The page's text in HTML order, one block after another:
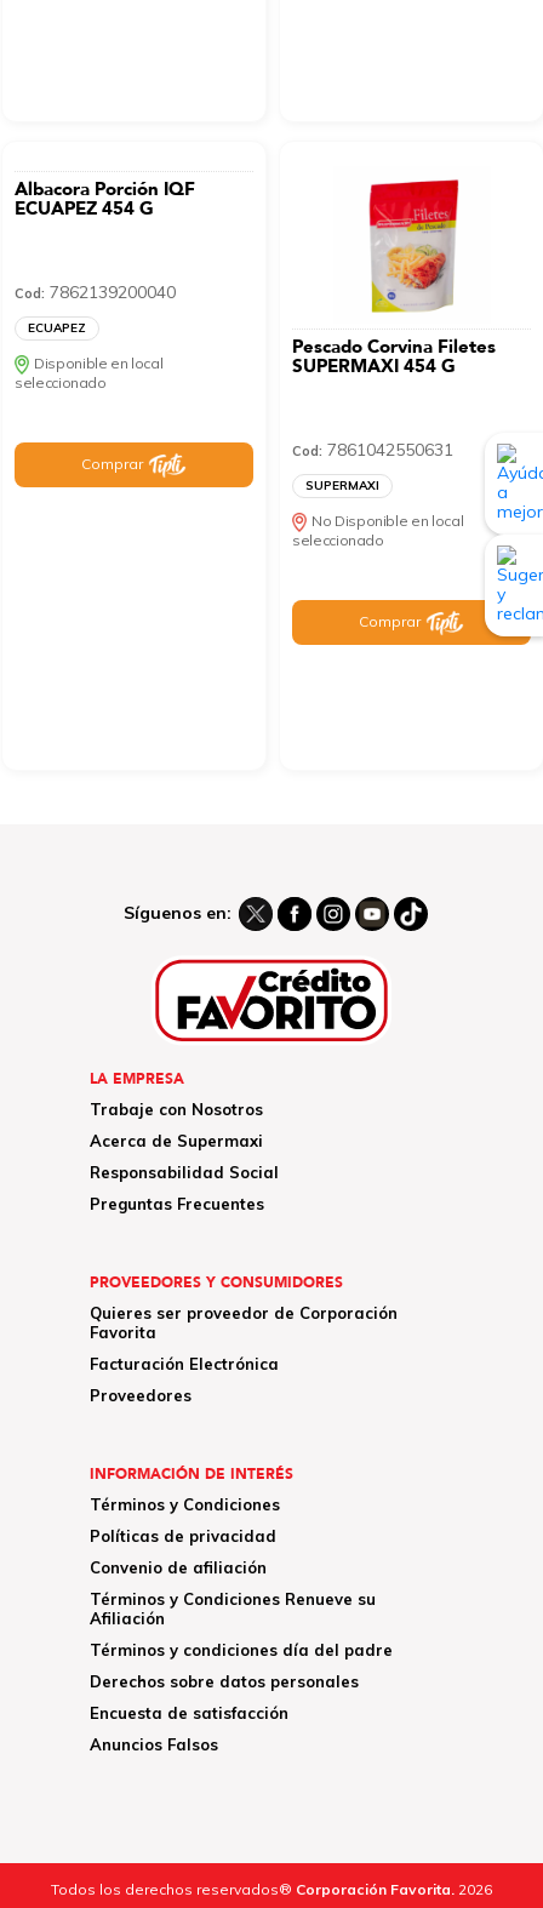
Albacora Porción IQF
ECUAPEZ 454 G
Cod: 7862139200040
ECUAPEZ
Disponible en local
seleccionado
Comprar
Pescado Corvina Filetes
SUPERMAXI 454 G
Cod: 7861042550631
SUPERMAXI
No Disponible en local
seleccionado
Comprar
Síguenos en:
LA EMPRESA
Trabaje con Nosotros
Acerca de Supermaxi
Responsabilidad Social
Preguntas Frecuentes
PROVEEDORES Y CONSUMIDORES
Quieres ser proveedor de Corporación
Favorita
Facturación Electrónica
Proveedores
INFORMACIÓN DE INTERÉS
Términos y Condiciones
Políticas de privacidad
Convenio de afiliación
Términos y Condiciones Renueve su
Afiliación
Términos y condiciones día del padre
Derechos sobre datos personales
Encuesta de satisfacción
Anuncios Falsos
Todos los derechos reservados® Corporación Favorita. 2026